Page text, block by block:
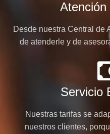
Atención
Desde nuestra Central de
de atenderle y de
Servicio
Nuestras tarifas se
nuestros clientes,